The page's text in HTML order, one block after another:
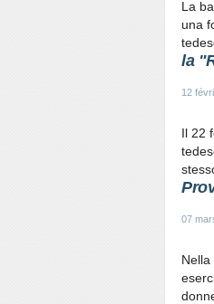
La
una
la
12
Il 22
07